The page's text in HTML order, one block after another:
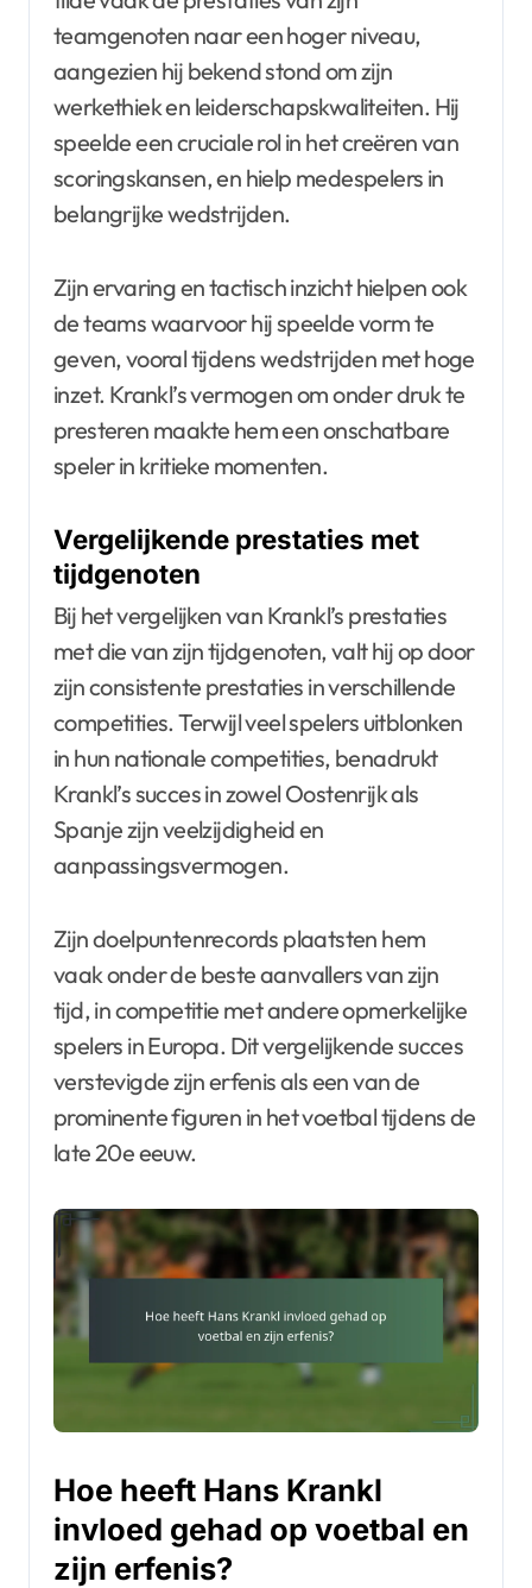
teamgenoten naar een hoger niveau,
aangezien hij bekend stond om zijn
werkethiek en leiderschapskwaliteiten. Hij
speelde een cruciale rol in het creëren van
scoringskansen, en hielp medespelers in
belangrijke wedstrijden.
Zijn ervaring en tactisch inzicht hielpen ook
de teams waarvoor hij speelde vorm te
geven, vooral tijdens wedstrijden met hoge
inzet. Krankl’s vermogen om onder druk te
presteren maakte hem een onschatbare
speler in kritieke momenten.
Vergelijkende prestaties met
tijdgenoten
Bij het vergelijken van Krankl’s prestaties
met die van zijn tijdgenoten, valt hij op door
zijn consistente prestaties in verschillende
competities. Terwijl veel spelers uitblonken
in hun nationale competities, benadrukt
Krankl’s succes in zowel Oostenrijk als
Spanje zijn veelzijdigheid en
aanpassingsvermogen.
Zijn doelpuntenrecords plaatsten hem
vaak onder de beste aanvallers van zijn
tijd, in competitie met andere opmerkelijke
spelers in Europa. Dit vergelijkende succes
verstevigde zijn erfenis als een van de
prominente figuren in het voetbal tijdens de
late 20e eeuw.
Hoe heeft Hans Krankl
invloed gehad op voetbal en
zijn erfenis?